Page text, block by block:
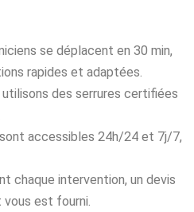
se déplacent en 30 min,
rapides et adaptées.
des serrures certifiées
accessibles 24h/24 et 7j/7,
chaque intervention, un devis
est fourni.